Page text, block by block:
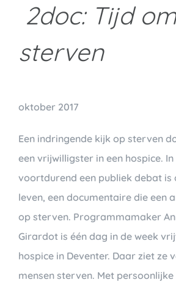
2doc: Tijd
sterven
oktober 2017
Een indringende kijk op sterven
een vrijwilligster in een hospice.
voortdurend een publiek debat
leven, een documentaire die een
op sterven. Programmamaker
Girardot is één dag in de week
hospice in Deventer. Daar ziet ze
mensen sterven. Met